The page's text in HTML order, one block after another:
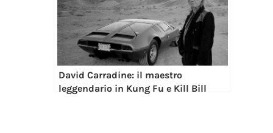
David Carradine: il maestro
leggendario in Kung Fu e Kill Bill